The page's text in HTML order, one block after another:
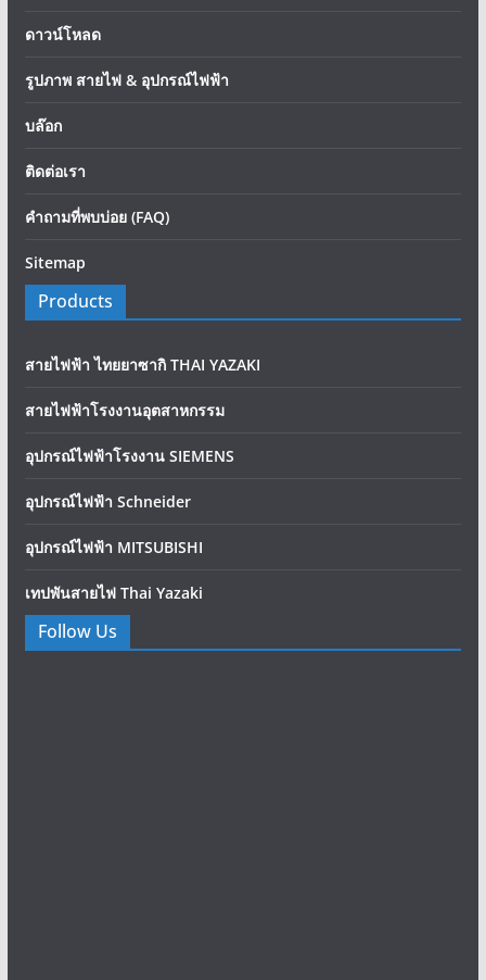
ดาวน์โหลด
รูปภาพ สายไฟ & อุปกรณ์ไฟฟ้า
บล๊อก
ติดต่อเรา
คำถามที่พบบ่อย (FAQ)
Sitemap
Products
สายไฟฟ้า ไทยยาซากิ THAI YAZAKI
สายไฟฟ้าโรงงานอุตสาหกรรม
อุปกรณ์ไฟฟ้าโรงงาน SIEMENS
อุปกรณ์ไฟฟ้า Schneider
อุปกรณ์ไฟฟ้า MITSUBISHI
เทปพันสายไฟ Thai Yazaki
Follow Us